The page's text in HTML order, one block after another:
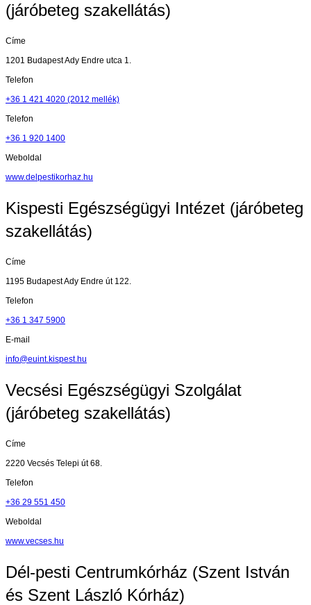
(járóbeteg szakellátás)
Címe
1201 Budapest Ady Endre utca 1.
Telefon
+36 1 421 4020 (2012 mellék)
Telefon
+36 1 920 1400
Weboldal
www.delpestikorhaz.hu
Kispesti Egészségügyi Intézet (járóbeteg
szakellátás)
Címe
1195 Budapest Ady Endre út 122.
Telefon
+36 1 347 5900
E-mail
info@euint.kispest.hu
Vecsési Egészségügyi Szolgálat
(járóbeteg szakellátás)
Címe
2220 Vecsés Telepi út 68.
Telefon
+36 29 551 450
Weboldal
www.vecses.hu
Dél-pesti Centrumkórház (Szent István
és Szent László Kórház)